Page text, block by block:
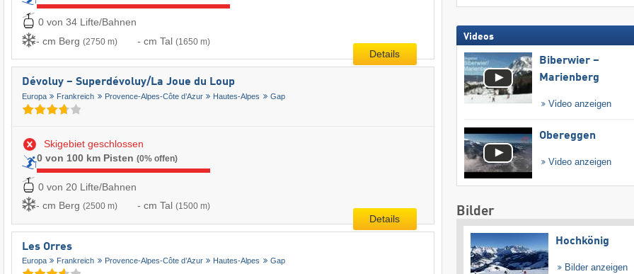
0 von 34 Lifte/Bahnen
- cm Berg (2750 m) - cm Tal (1650 m)
Details
Dévoluy – Superdévoluy/​La Joue du Loup
Europa Frankreich Provence-Alpes-Côte d’Azur Hautes-Alpes Gap
Skigebiet geschlossen
0 von 100 km Pisten (0% offen)
0 von 20 Lifte/Bahnen
- cm Berg (2500 m) - cm Tal (1500 m)
Details
Les Orres
Europa Frankreich Provence-Alpes-Côte d’Azur Hautes-Alpes Gap
Videos
Biberwier –
Marienberg
Video anzeigen
Obereggen
Video anzeigen
Bilder
Hochkönig
Bilder anzeigen